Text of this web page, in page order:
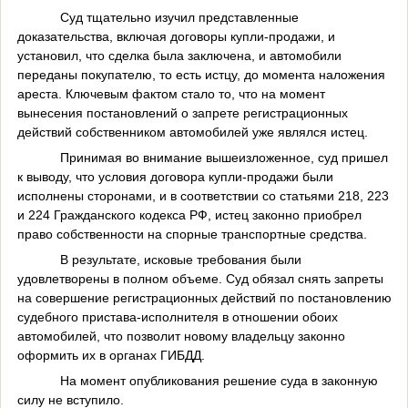
Суд тщательно изучил представленные
доказательства, включая договоры купли-продажи, и
установил, что сделка была заключена, и автомобили
переданы покупателю, то есть истцу, до момента наложения
ареста. Ключевым фактом стало то, что на момент
вынесения постановлений о запрете регистрационных
действий собственником автомобилей уже являлся истец.
Принимая во внимание вышеизложенное, суд пришел
к выводу, что условия договора купли-продажи были
исполнены сторонами, и в соответствии со статьями 218, 223
и 224 Гражданского кодекса РФ, истец законно приобрел
право собственности на спорные транспортные средства.
В результате, исковые требования были
удовлетворены в полном объеме. Суд обязал снять запреты
на совершение регистрационных действий по постановлению
судебного пристава-исполнителя в отношении обоих
автомобилей, что позволит новому владельцу законно
оформить их в органах ГИБДД.
На момент опубликования решение суда в законную
силу не вступило.